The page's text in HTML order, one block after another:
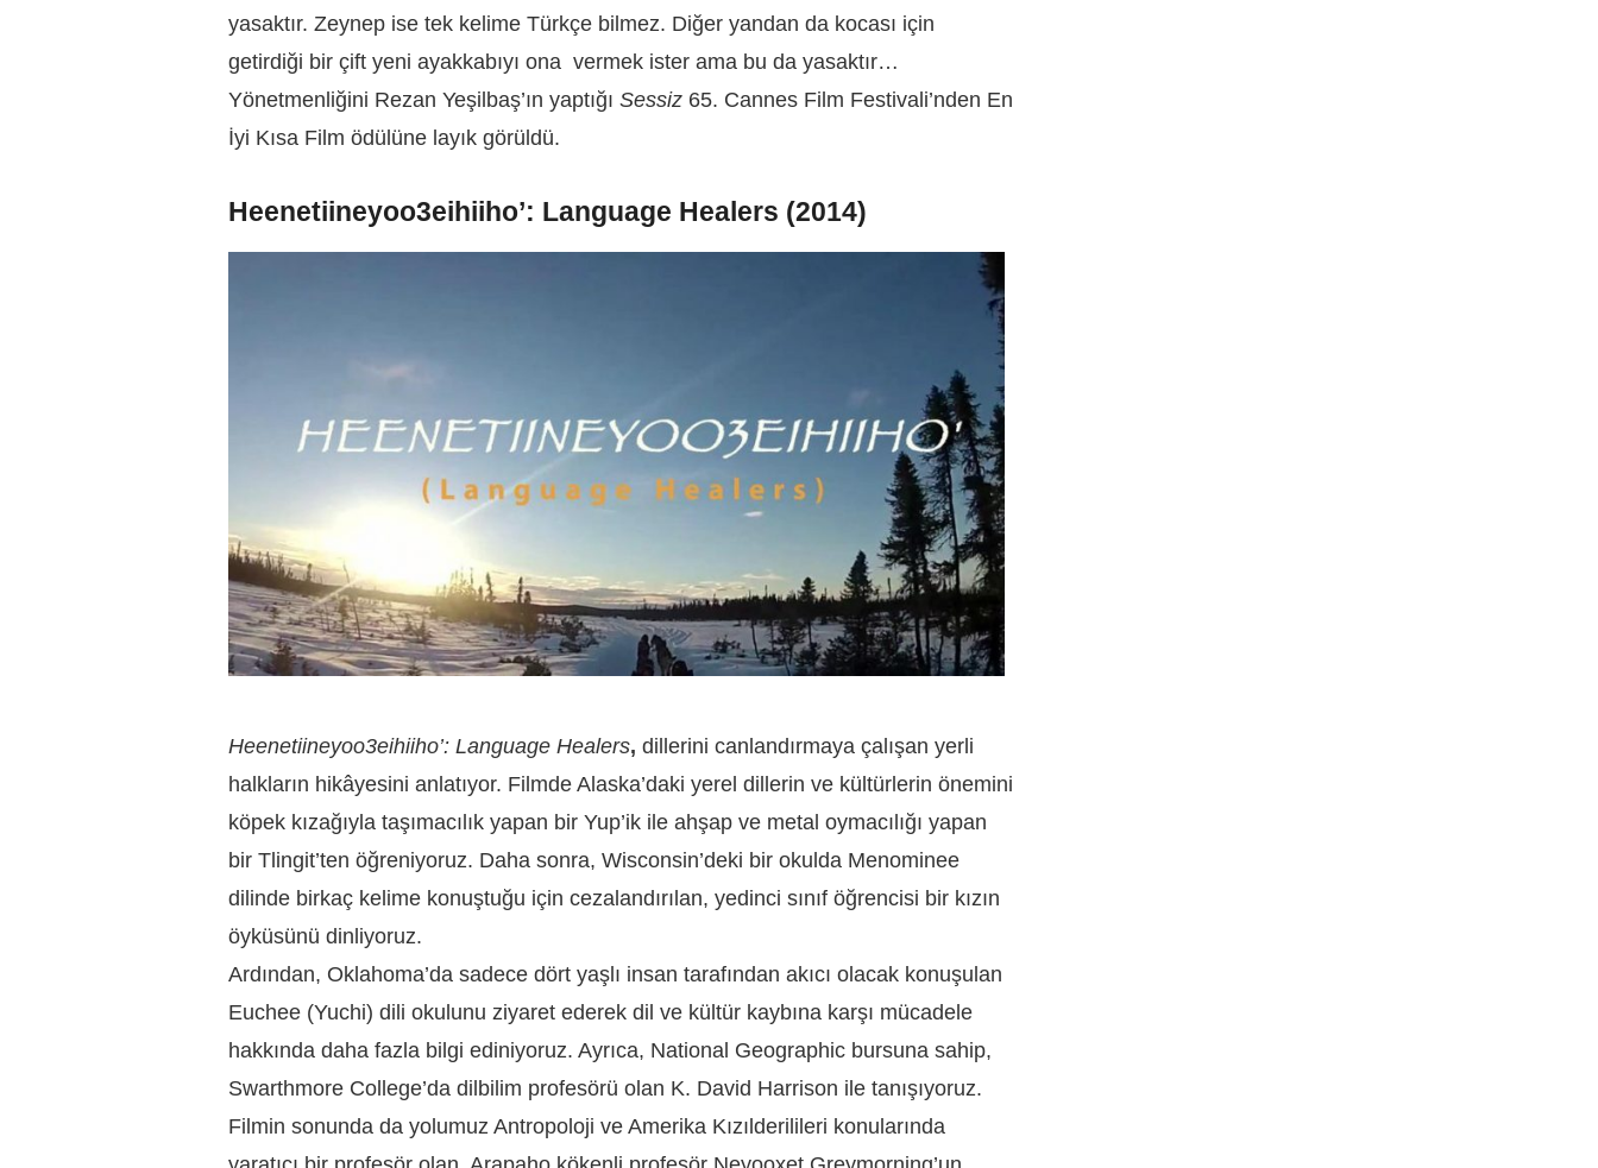
yasaktır. Zeynep ise tek kelime Türkçe bilmez. Diğer yandan da kocası için
getirdiği bir çift yeni ayakkabıyı ona vermek ister ama bu da yasaktır…
Yönetmenliğini Rezan Yeşilbaş’ın yaptığı Sessiz 65. Cannes Film Festivali’nden En
İyi Kısa Film ödülüne layık görüldü.
Heenetiineyoo3eihiiho’: Language Healers (2014)
Heenetiineyoo3eihiiho’: Language Healers, dillerini canlandırmaya çalışan yerli
halkların hikâyesini anlatıyor. Filmde Alaska’daki yerel dillerin ve kültürlerin önemini
köpek kızağıyla taşımacılık yapan bir Yup’ik ile ahşap ve metal oymacılığı yapan
bir Tlingit’ten öğreniyoruz. Daha sonra, Wisconsin’deki bir okulda Menominee
dilinde birkaç kelime konuştuğu için cezalandırılan, yedinci sınıf öğrencisi bir kızın
öyküsünü dinliyoruz.
Ardından, Oklahoma’da sadece dört yaşlı insan tarafından akıcı olacak konuşulan
Euchee (Yuchi) dili okulunu ziyaret ederek dil ve kültür kaybına karşı mücadele
hakkında daha fazla bilgi ediniyoruz. Ayrıca, National Geographic bursuna sahip,
Swarthmore College’da dilbilim profesörü olan K. David Harrison ile tanışıyoruz.
Filmin sonunda da yolumuz Antropoloji ve Amerika Kızılderilileri konularında